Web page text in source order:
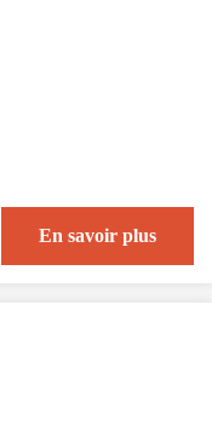
En savoir plus